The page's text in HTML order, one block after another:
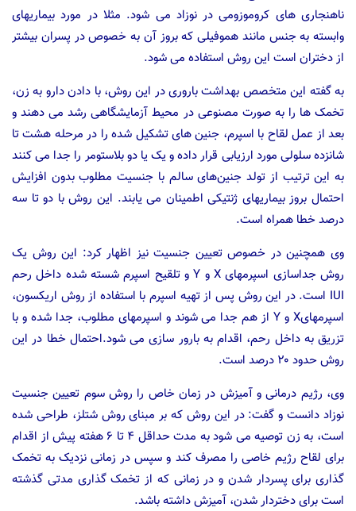
ناهنجاری های کروموزومی در نوزاد می شود. مثلا در مورد بیماریهای
وابسته به جنس مانند هموفیلی که بروز آن به خصوص در پسران بیشتر
از دختران است این روش استفاده می شود.
به گفته این متخصص بهداشت باروری در این روش، با دادن دارو به زن،
تخمک ها را به صورت مصنوعی در محیط آزمایشگاهی رشد می دهند و
بعد از عمل لقاح با اسپرم، جنین های تشکیل شده را در مرحله هشت تا
شانزده سلولی مورد ارزیابی قرار داده و یک یا دو بلاستومر را جدا می کنند
به این ترتیب از تولد جنین‌های سالم با جنسیت مطلوب بدون افزایش
احتمال بروز بیماریهای ژنتیکی اطمینان می یابند. این روش با دو تا سه
درصد خطا همراه است.
وی همچنین در خصوص تعیین جنسیت نیز اظهار کرد: این روش یک
روش جداسازی اسپرمهای X و Y و تلقیح اسپرم شسته شده داخل رحم
IUI است. در این روش پس از تهیه اسپرم با استفاده از روش اریکسون،
اسپرمهایX و Y از هم جدا می شوند و اسپرمهای مطلوب، جدا شده و با
تزریق به داخل رحم، اقدام به بارور سازی می شود.احتمال خطا در این
روش حدود ۲۰ درصد است.
وی، رژیم درمانی و آمیزش در زمان خاص را روش سوم تعیین جنسیت
نوزاد دانست و گفت: در این روش که بر مبنای روش شتلز، طراحی شده
است، به زن توصیه می شود به مدت حداقل ۴ تا ۶ هفته پیش از اقدام
برای لقاح رژیم خاصی را مصرف کند و سپس در زمانی نزدیک به تخمک
گذاری برای پسردار شدن و در زمانی که از تخمک گذاری مدتی گذشته
است برای دختردار شدن، آمیزش داشته باشد.